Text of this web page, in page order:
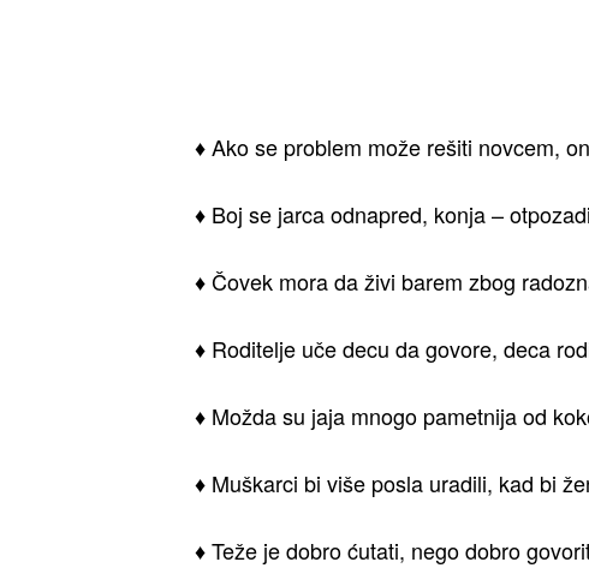
♦ Ako se problem može rešiti novcem,
♦ Boj se jarca odnapred, konja –
♦ Čovek mora da živi barem zbog
♦ Roditelje uče decu da govore, deca
♦ Možda su jaja mnogo pametnija od
♦ Muškarci bi više posla uradili, kad bi
♦ Teže je dobro ćutati, nego dobro